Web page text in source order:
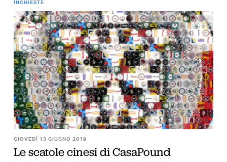
INCHIESTE
GIOVEDÌ 13 GIUGNO 2019
Le scatole cinesi di CasaPound